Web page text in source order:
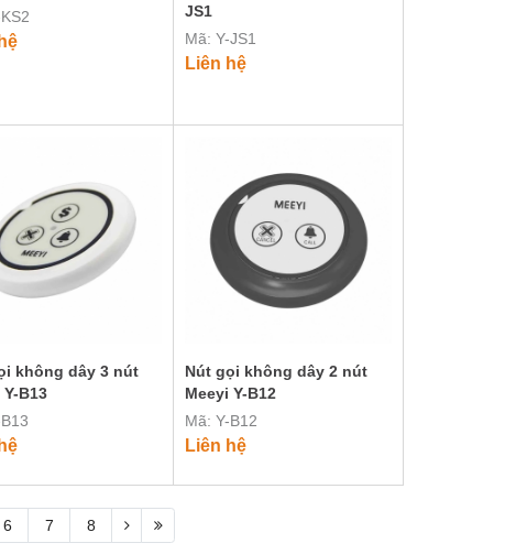
JS1
Mã: Y-JS1
Liên hệ
không dây 3 nút
B13
Nút gọi không dây 2 nút
Meeyi Y-B12
Mã: Y-B12
Liên hệ
6 7 8